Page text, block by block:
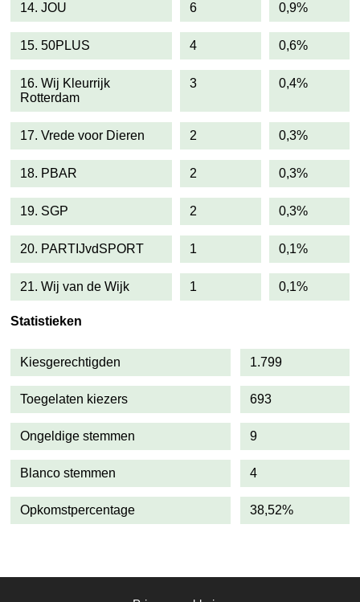
14. JOU 6 0,9%
15. 50PLUS 4 0,6%
16. Wij Kleurrijk
Rotterdam
3 0,4%
17. Vrede voor Dieren 2 0,3%
18. PBAR 2 0,3%
19. SGP 2 0,3%
20. PARTIJvdSPORT 1 0,1%
21. Wij van de Wijk 1 0,1%
Statistieken
Kiesgerechtigden 1.799
Toegelaten kiezers 693
Ongeldige stemmen 9
Blanco stemmen 4
Opkomstpercentage 38,52%